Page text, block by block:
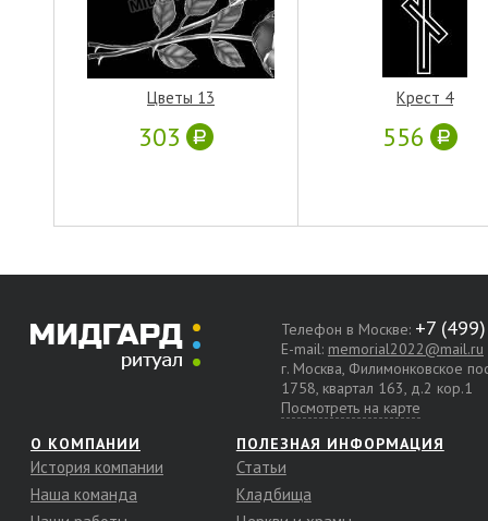
Цветы 13
303
Крест 4
556
Телефон в Москве:
E-mail: memorial2022@mail.ru
г. Москва, Филимонковское
1758, квартал 163, д.2 кор.1
Посмотреть на карте
О КОМПАНИИ
История компании
Наша команда
ПОЛЕЗНАЯ ИНФОРМАЦИЯ
Статьи
Кладбища